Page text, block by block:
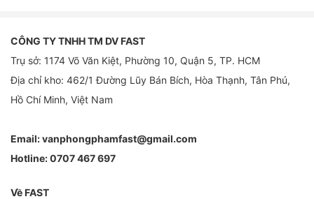
CÔNG TY TNHH TM DV FAST
Trụ sở: 1174 Võ Văn Kiệt, Phường 10, Quận 5, TP. HCM
Địa chỉ kho: 462/1 Đường Lũy Bán Bích, Hòa Thạnh, Tân Phú,
Hồ Chí Minh, Việt Nam
Email:vanphongphamfast@gmail.com
Hotline:0707 467 697
Về FAST